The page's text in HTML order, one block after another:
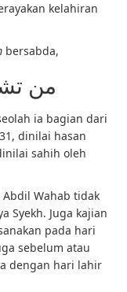
kelahiran
bersabda,
من
ia bagian dari
dinilai hasan
sahih oleh
Abdil Wahab tidak
Syekh. Juga kajian
pada hari
sebelum atau
dengan hari lahir